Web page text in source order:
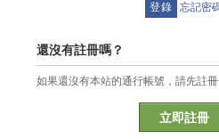
忘記密
還沒有註冊嗎？
如果還沒有本站的通行帳號，請先註冊
立即註冊